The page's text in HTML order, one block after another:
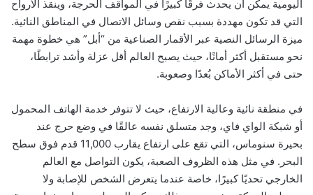
اليومية يمكن أن يحدث فرقًا كبيرًا في المواقف الحرجة، وينقذ الأرواح
التي قد تكون مهددة بسبب نقص وسائل الاتصال في المناطق النائية.
ميزة الرسائل النصية عبر الأقمار الصناعية من “أبل” هي خطوة مهمة
نحو مستقبل أكثر أمانًا، حيث يصبح العالم أقل عزلة وأشد ترابطًا،
حتى في أكثر الأماكن بُعدًا وصعوبة.
في منطقة نائية وعالية الارتفاع، حيث لا تتوفر خدمة الهاتف المحمول
أو شبكة الواي فاي، وجد متسلق نفسه عالقًا في وضع حرج عند
بحيرة سنوماس، التي تقع على ارتفاع يقارب 11,000 قدم فوق سطح
البحر. في مثل هذه الظروف الصعبة، يكون التواصل مع العالم
الخارجي تحديًا كبيرًا، خاصة عندما يتعرض الشخص للإصابة ولا